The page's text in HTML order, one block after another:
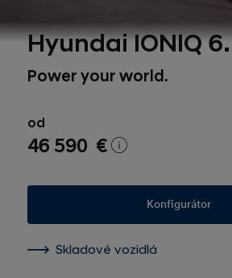
Hyundai IONIQ 6.
Power your world.
od
46 590 €
Konfigurátor
Skladové vozidlá